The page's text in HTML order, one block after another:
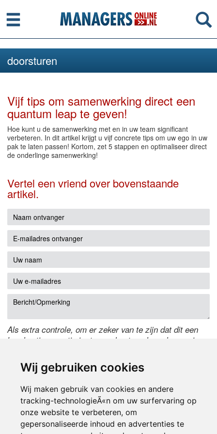
Wij gebruiken cookies
Wij maken gebruik van cookies en andere
tracking-technologieÃ«n om uw surfervaring op
onze website te verbeteren, om
gepersonaliseerde inhoud en advertenties te
Menu
doorsturen
Vijf tips om samenwerking direct een
quantum leap te geven!
Hoe kunt u de samenwerking met en in uw team significant
verbeteren. In dit artikel krijgt u vijf concrete tips om uw ego in uw
pak te laten passen! Kortom, zet 5 stappen en optimaliseer direct
de onderlinge samenwerking!
Vertel een vriend over bovenstaande
artikel.
Als extra controle, om er zeker van te zijn dat dit een
handmatige reactie is, typ onderstaande code over in
de code te wijzigen.